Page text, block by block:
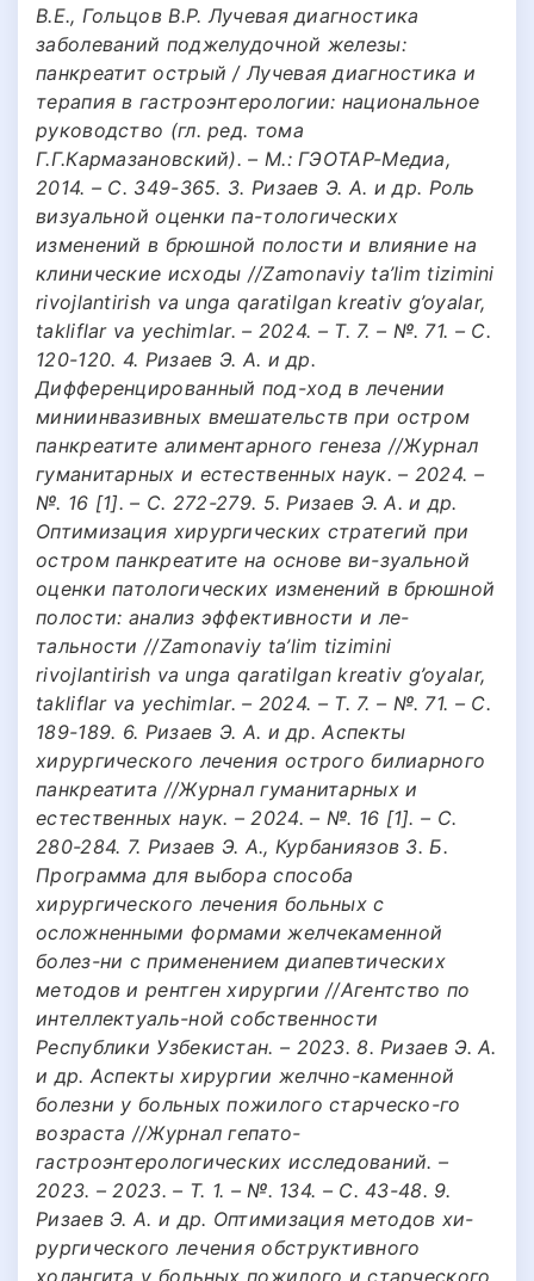
В.Е., Гольцов В.Р. Лучевая диагностика
заболеваний поджелудочной железы:
панкреатит острый / Лучевая диагностика и
терапия в гастроэнтерологии: национальное
руководство (гл. ред. тома
Г.Г.Кармазановский). – М.: ГЭОТАР-Медиа,
2014. – С. 349-365. 3. Ризаев Э. А. и др. Роль
визуальной оценки па-тологических
изменений в брюшной полости и влияние на
клинические исходы //Zamonaviy ta’lim tizimini
rivojlantirish va unga qaratilgan kreativ g’oyalar,
takliflar va yechimlar. – 2024. – Т. 7. – №. 71. – С.
120-120. 4. Ризаев Э. А. и др.
Дифференцированный под-ход в лечении
миниинвазивных вмешательств при остром
панкреатите алиментарного генеза //Журнал
гуманитарных и естественных наук. – 2024. –
№. 16 [1]. – С. 272-279. 5. Ризаев Э. А. и др.
Оптимизация хирургических стратегий при
остром панкреатите на основе ви-зуальной
оценки патологических изменений в брюшной
полости: анализ эффективности и ле-
тальности //Zamonaviy ta’lim tizimini
rivojlantirish va unga qaratilgan kreativ g’oyalar,
takliflar va yechimlar. – 2024. – Т. 7. – №. 71. – С.
189-189. 6. Ризаев Э. А. и др. Аспекты
хирургического лечения острого билиарного
панкреатита //Журнал гуманитарных и
естественных наук. – 2024. – №. 16 [1]. – С.
280-284. 7. Ризаев Э. А., Курбаниязов З. Б.
Программа для выбора способа
хирургического лечения больных с
осложненными формами желчекаменной
болез-ни с применением диапевтических
методов и рентген хирургии //Агентство по
интеллектуаль-ной собственности
Республики Узбекистан. – 2023. 8. Ризаев Э. А.
и др. Аспекты хирургии желчно-каменной
болезни у больных пожилого старческо-го
возраста //Журнал гепато-
гастроэнтерологических исследований. –
2023. – 2023. – Т. 1. – №. 134. – С. 43-48. 9.
Ризаев Э. А. и др. Оптимизация методов хи-
рургического лечения обструктивного
холангита у больных пожилого и старческого